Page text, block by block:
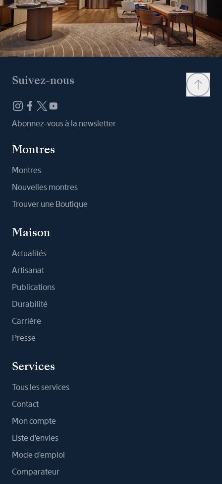
Suivez-nous
Abonnez-vous à la newsletter
Montres
Montres
Nouvelles montres
Trouver une Boutique
Maison
Actualités
Artisanat
Publications
Durabilité
Carrière
Presse
Services
Tous les services
Contact
Mon compte
Liste d'envies
Mode d'emploi
Comparateur